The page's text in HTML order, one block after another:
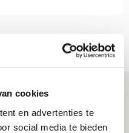
cookies
en advertenties te
social media te bieden
van Godts in